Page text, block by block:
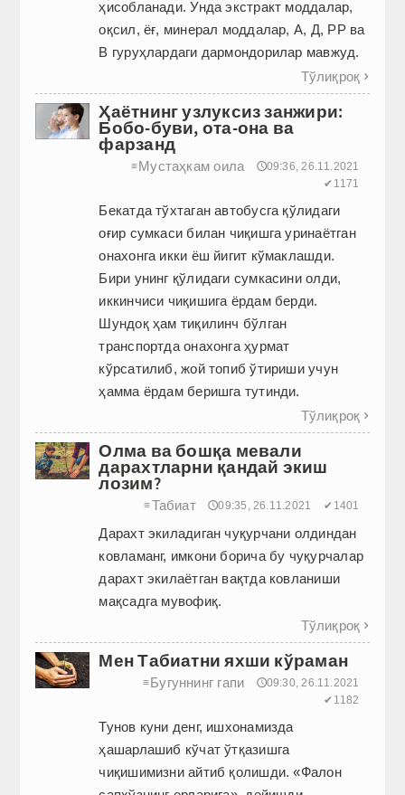
ҳисобланади. Унда экстракт моддалар,
оқсил, ёғ, минерал моддалар, А, Д, РР ва
В гуруҳлардаги дармондорилар мавжуд.
Тўлиқроқ 
Ҳаётнинг узлуксиз занжири:
Бобо-буви, ота-она ва
фарзанд
≡Мустаҳкам оила
🕔09:36, 26.11.2021
✔1171
Бекатда тўхтаган автобусга қўлидаги
оғир сумкаси билан чиқишга уринаётган
онахонга икки ёш йигит кўмаклашди.
Бири унинг қўлидаги сумкасини олди,
иккинчиси чиқишига ёрдам берди.
Шундоқ ҳам тиқилинч бўлган
транспортда онахонга ҳурмат
кўрсатилиб, жой топиб ўтириши учун
ҳамма ёрдам беришга тутинди.
Тўлиқроқ 
Олма ва бошқа мевали
дарахтларни қандай экиш
лозим?
≡Табиат 🕔09:35, 26.11.2021 ✔1401
Дарахт экиладиган чуқурчани олдиндан
ковламанг, имкони борича бу чуқурчалар
дарахт экилаётган вақтда ковланиши
мақсадга мувофиқ.
Тўлиқроқ 
Мен Табиатни яхши кўраман
≡Бугуннинг гапи
🕔09:30, 26.11.2021
✔1182
Тунов куни денг, ишхонамизда
ҳашарлашиб кўчат ўтқазишга
чиқишимизни айтиб қолишди. «Фалон